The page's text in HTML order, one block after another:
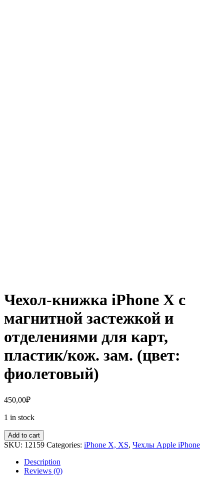
Чехол-книжка iPhone X с
магнитной застежкой и
отделениями для карт,
пластик/кож. зам. (цвет:
фиолетовый)
450,00₽
1 in stock
Add to cart
SKU: 12159 Categories: iPhone X, XS, Чехлы Apple iPhone
Description
Reviews (0)